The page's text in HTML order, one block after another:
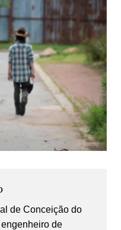
de Conceição do
de